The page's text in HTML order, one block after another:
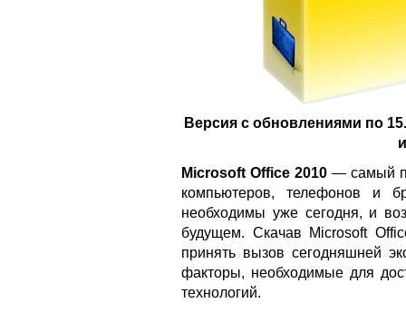
Версия с обновлениями по
Microsoft Office 2010 — самый
компьютеров, телефонов и
необходимы уже сегодня, и
будущем. Скачав Microsoft
принять вызов сегодняшней
факторы, необходимые для
технологий.